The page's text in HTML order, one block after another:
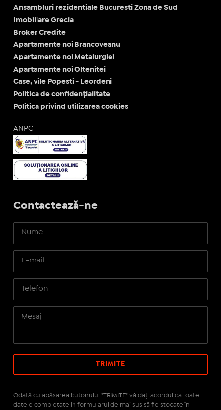
Ansambluri rezidentiale Bucuresti Zona de Sud
Imobiliare Grecia
Broker Credite
Apartamente noi Brancoveanu
Apartamente noi Metalurgiei
Apartamente noi Oltenitei
Case, vile Popesti - Leordeni
Politica de confidențialitate
Politica privind utilizarea cookies
ANPC
Contactează-ne
Odată cu apăsarea butonului "TRIMITE" vă daţi acordul ca toate
datele completate în formularul de mai sus să fie stocate în